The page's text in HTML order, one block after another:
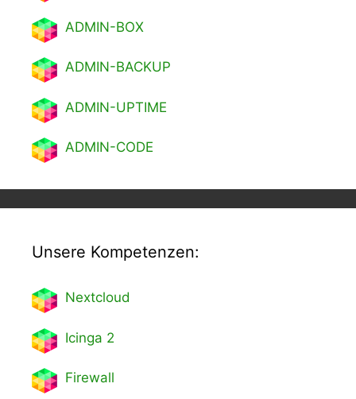
ADMIN-BOX
ADMIN-BACKUP
ADMIN-UPTIME
ADMIN-CODE
Unsere Kompetenzen:
Nextcloud
Icinga 2
Firewall